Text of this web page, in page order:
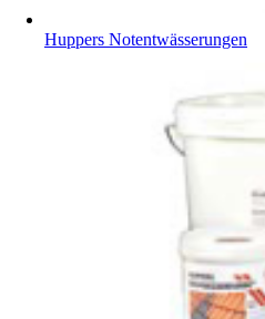
Huppers Notentwässerungen